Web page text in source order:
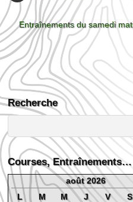
Entraînements du samedi
Recherche
Courses, Entraînements…
août 2026
L
M M J V S